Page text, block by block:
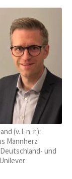
(v. l. n. r.):
Mannherz
und